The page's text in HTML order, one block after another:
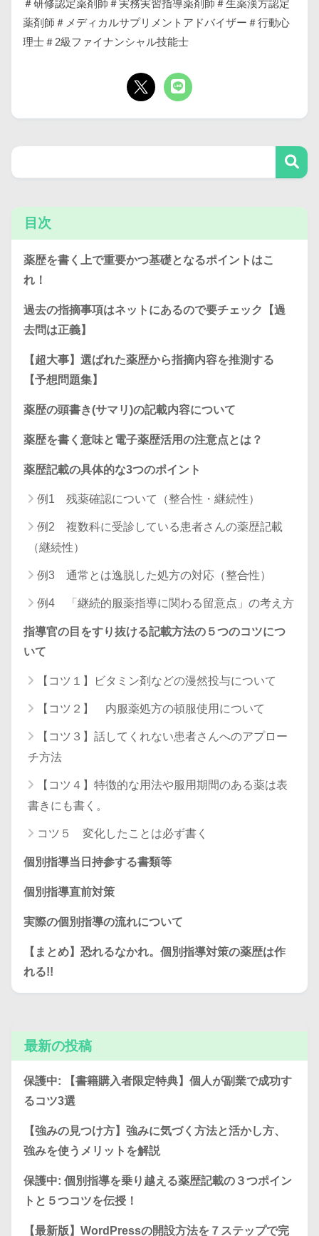
＃研修認定薬剤師＃実務実習指導薬剤師＃生薬漢方認定
薬剤師＃メディカルサプリメントアドバイザー＃行動心
理士＃2級ファイナンシャル技能士
目次
薬歴を書く上で重要かつ基礎となるポイントはこ
れ！
過去の指摘事項はネットにあるので要チェック【過
去問は正義】
【超大事】選ばれた薬歴から指摘内容を推測する
【予想問題集】
薬歴の頭書き(サマリ)の記載内容について
薬歴を書く意味と電子薬歴活用の注意点とは？
薬歴記載の具体的な3つのポイント
例1 残薬確認について（整合性・継続性）
例2 複数科に受診している患者さんの薬歴記載
（継続性）
例3 通常とは逸脱した処方の対応（整合性）
例4 「継続的服薬指導に関わる留意点」の考え方
指導官の目をすり抜ける記載方法の５つのコツにつ
いて
【コツ１】ビタミン剤などの漫然投与について
【コツ２】 内服薬処方の頓服使用について
【コツ３】話してくれない患者さんへのアプロー
チ方法
【コツ４】特徴的な用法や服用期間のある薬は表
書きにも書く。
コツ５ 変化したことは必ず書く
個別指導当日持参する書類等
個別指導直前対策
実際の個別指導の流れについて
【まとめ】恐れるなかれ。個別指導対策の薬歴は作
れる!!
最新の投稿
保護中: 【書籍購入者限定特典】個人が副業で成功す
るコツ3選
【強みの見つけ方】強みに気づく方法と活かし方、
強みを使うメリットを解説
保護中: 個別指導を乗り越える薬歴記載の３つポイン
トと５つコツを伝授！
【最新版】WordPressの開設方法を７ステップで完